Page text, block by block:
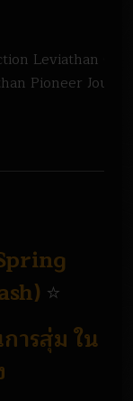
Leviathan
Pioneer
⭐
ารสุ่ม ใน